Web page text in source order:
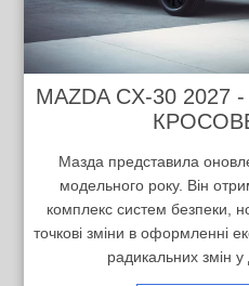
MAZDA CX-30
Мазда представила
модельного року. Він
комплекс систем безпеки,
точкові зміни в оформленні
радикальних змін у